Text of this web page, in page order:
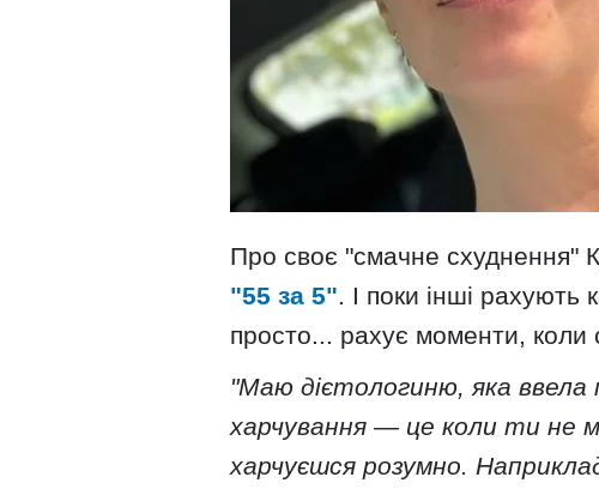
Про своє "смачне схуднення"
"55 за 5" . І поки інші рахують
просто... рахує моменти, коли
"Маю дієтологиню, яка ввела
харчування — це коли ти не
харчуєшся розумно.